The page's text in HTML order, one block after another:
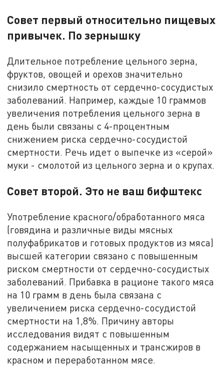
Совет первый относительно пищевых
привычек. По зернышку
Длительное потребление цельного зерна,
фруктов, овощей и орехов значительно
снизило смертность от сердечно-сосудистых
заболеваний. Например, каждые 10 граммов
увеличения потребления цельного зерна в
день были связаны с 4-процентным
снижением риска сердечно-сосудистой
смертности. Речь идет о выпечке из «серой»
муки - смолотой из цельного зерна и о крупах.
Совет второй. Это не ваш бифштекс
Употребление красного/обработанного мяса
(говядина и различные виды мясных
полуфабрикатов и готовых продуктов из мяса)
высшей категории связано с повышенным
риском смертности от сердечно-сосудистых
заболеваний. Прибавка в рационе такого мяса
на 10 грамм в день была связана с
увеличением риска сердечно-сосудистой
смертности на 1,8%. Причину авторы
исследования видят с повышенным
содержанием насыщенных и трансжиров в
красном и переработанном мясе.